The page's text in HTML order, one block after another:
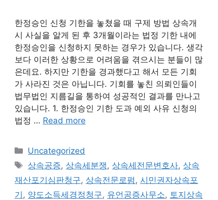
한정승인 신청 기한을 놓쳤을 때 구제 방법 상속개
시 사실을 알게 된 후 3개월이라는 법정 기한 내에
한정승인을 신청하지 못하는 경우가 있습니다. 생각
보다 이러한 상황으로 어려움을 겪으시는 분들이 많
은데요. 하지만 기한을 경과했다고 해서 모든 기회
가 사라진 것은 아닙니다. 기회를 놓친 의뢰인들이
법무법인 지름길을 통하여 성공적인 결과를 만나고
있습니다. 1. 한정승인 기한 도과 예외 사유 신청의
법정 … Read more
Categories
Uncategorized
Tags
상속공증, 상속세분쟁 , 상속세전문변호사, 상속
재산포기심판청구, 상속전문로펌 , 시민권자상속포
기 , 양도소득세경정청구, 유언공증사무소, 토지상속